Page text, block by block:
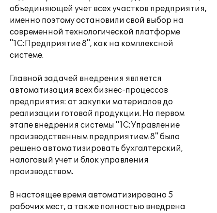
объединяющей учет всех участков предприятия,
именно поэтому остановили свой выбор на
современной технологической платформе
"1С:Предприятие 8", как на комплексной
системе.
Главной задачей внедрения является
автоматизация всех бизнес-процессов
предприятия: от закупки материалов до
реализации готовой продукции. На первом
этапе внедрения системы "1С:Управление
производственным предприятием 8" было
решено автоматизировать бухгалтерский,
налоговый учет и блок управления
производством.
В настоящее время автоматизировано 5
рабочих мест, а также полностью внедрена